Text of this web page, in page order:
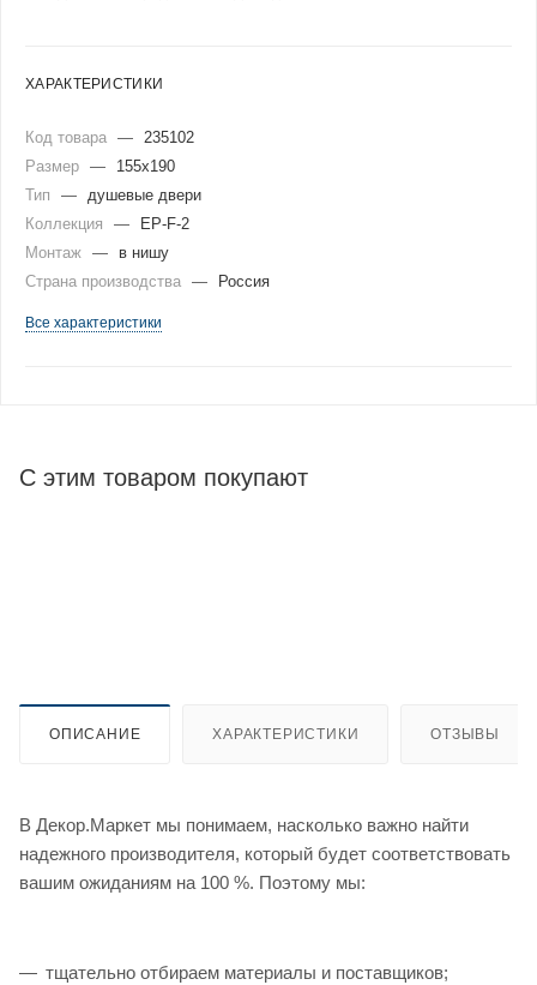
ХАРАКТЕРИСТИКИ
Код товара —
235102
Размер —
155x190
Тип
—
душевые двери
Коллекция
—
EP-F-2
Монтаж —
в нишу
Страна производства — Россия
Все характеристики
С этим товаром покупают
ОПИСАНИЕ ХАРАКТЕРИСТИКИ ОТЗЫВЫ
В Декор.Маркет мы понимаем, насколько важно найти
надежного производителя, который будет соответствовать
вашим ожиданиям на 100 %. Поэтому мы:
тщательно отбираем материалы и поставщиков;